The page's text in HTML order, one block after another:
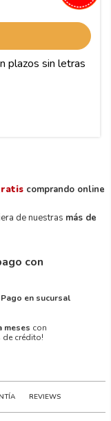
comprando online
de nuestras más de
con
Pago en sucursal
meses con
de crédito!
REVIEWS